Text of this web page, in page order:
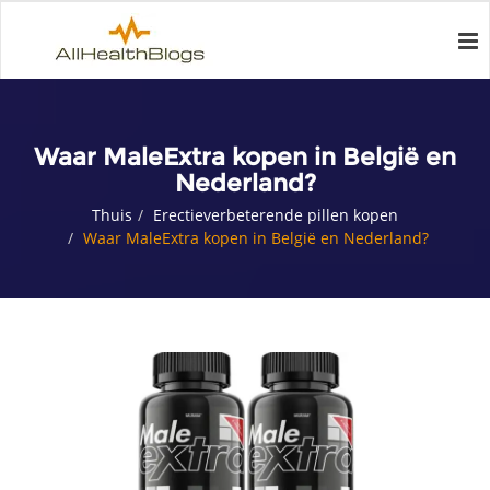
Waar MaleExtra kopen in België en
Nederland?
Thuis
Erectieverbeterende pillen kopen
Waar MaleExtra kopen in België en Nederland?